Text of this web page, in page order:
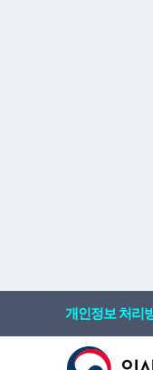
개인정보 처리